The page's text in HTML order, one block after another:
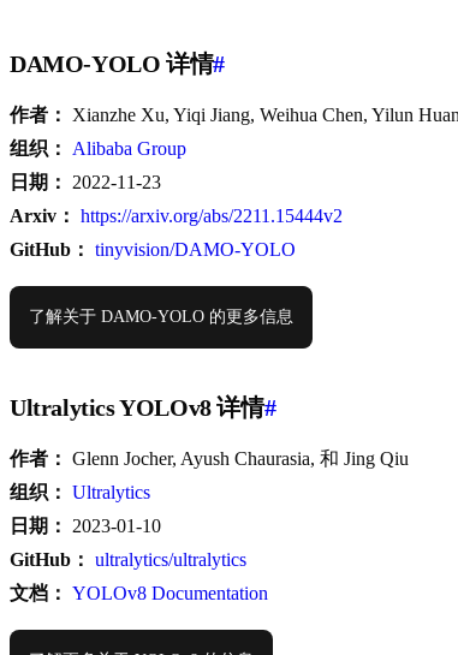
DAMO-YOLO 详情#
作者：
Xianzhe Xu, Yiqi Jiang, Weihua Chen, Yilun
组织：
Alibaba Group
日期：
2022-11-23
Arxiv： https://arxiv.org/abs/2211.15444v2
GitHub： tinyvision/DAMO-YOLO
了解关于 DAMO-YOLO 的更多信息
Ultralytics YOLOv8 详情#
作者： Glenn Jocher, Ayush Chaurasia, 和 Jing Qiu
组织： Ultralytics
日期：
2023-01-10
GitHub： ultralytics/ultralytics
文档： YOLOv8 Documentation